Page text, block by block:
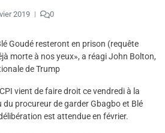
2019 0
Goudé resteront en prison (requête
morte à nos yeux», a réagi John Bolton,
de Trump
vient de faire droit ce vendredi à la
du procureur de garder Gbagbo et Blé
est attendue en février.